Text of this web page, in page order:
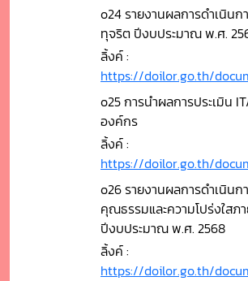
o24 รายงานผลการดำเนิน
ทุจริต ปีงบประมาณ พ.ศ.
ลิ้งค์ :
https://doilor.go.th/
o25 การนำผลการประเมิน
องค์กร
ลิ้งค์ :
https://doilor.go.th/
o26 รายงานผลการดำเนินก
คุณธรรมและความโปร่งใสภ
ปีงบประมาณ พ.ศ. 2568
ลิ้งค์ :
https://doilor.go.th/